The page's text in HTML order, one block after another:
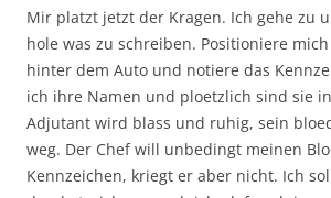
Mir platzt jetzt der Kragen. Ich gehe zu
hole was zu schreiben. Positioniere
hinter dem Auto und notiere das
ich ihre Namen und ploetzlich sind sie
Adjutant wird blass und ruhig, sein
weg. Der Chef will unbedingt meinen
Kennzeichen, kriegt er aber nicht. Ich